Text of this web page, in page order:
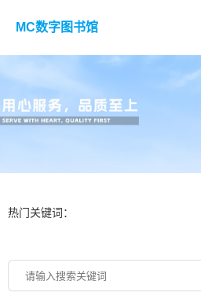
MC数字图书馆
热门关键词：